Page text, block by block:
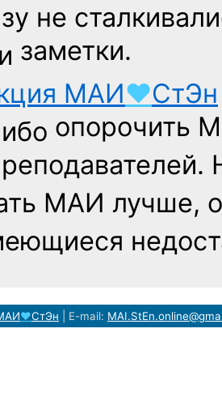
не
заметки.
МАИ♥СтЭн
опорочить
МАИ лучше,
♥СтЭн E-mail: